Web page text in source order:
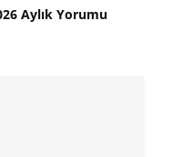
Aylık Yorumu